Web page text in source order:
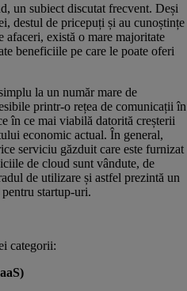
un subiect discutat frecvent. Deși
destul de pricepuți și au cunoștințe
afaceri, există o mare majoritate
beneficiile pe care le poate oferi
la un număr mare de
printr-o rețea de comunicații în
în ce mai viabilă datorită creșterii
economic actual. În general,
serviciu găzduit care este furnizat
de cloud sunt vândute, de
de utilizare și astfel prezintă un
startup-uri.
categorii: